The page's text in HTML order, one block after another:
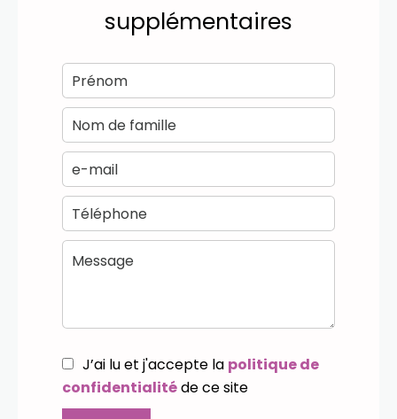
supplémentaires
J’ai lu et j'accepte la politique de
confidentialitéde ce site